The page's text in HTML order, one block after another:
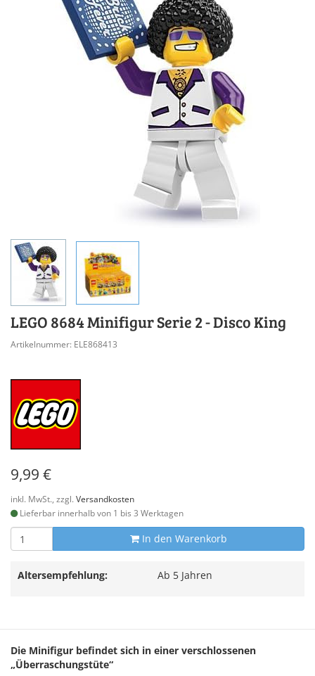
LEGO 8684 Minifigur Serie 2 - Disco King
Artikelnummer: ELE868413
9,99 €
inkl. MwSt., zzgl. Versandkosten
Lieferbar innerhalb von 1 bis 3 Werktagen
In den Warenkorb
Altersempfehlung: Ab 5 Jahren
Die Minifigur befindet sich in einer verschlossenen
„Überraschungstüte“